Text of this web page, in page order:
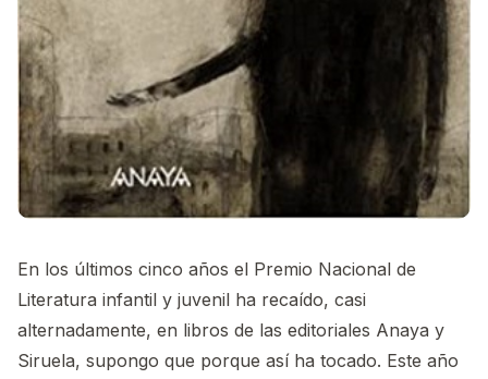
En los últimos cinco años el Premio Nacional de
Literatura infantil y juvenil ha recaído, casi
alternadamente, en libros de las editoriales Anaya y
Siruela, supongo que porque así ha tocado. Este año